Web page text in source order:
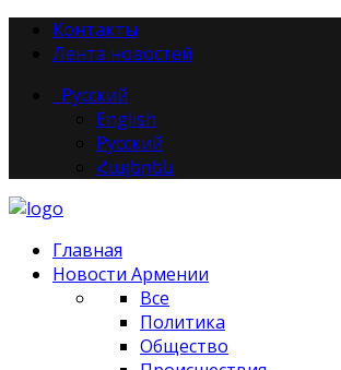
Контакты
Лента новостей
Русский
English
Русский
Հայերեն
Главная
Новости Армении
Все
Политика
Общество